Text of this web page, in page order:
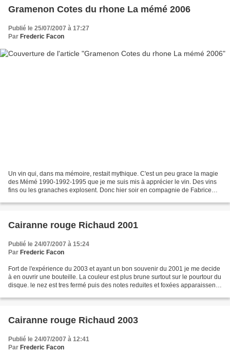
Gramenon Cotes du rhone La mémé 2006
Publié le 25/07/2007 à 17:27
Par Frederic Facon
Un vin qui, dans ma mémoire, restait mythique. C'est un peu grace la magie
des Mémé 1990-1992-1995 que je me suis mis à apprécier le vin. Des vins
fins ou les granaches explosent. Donc hier soir en compagnie de Fabrice
Cairanne rouge Richaud 2001
Publié le 24/07/2007 à 15:24
Par Frederic Facon
Fort de l'expérience du 2003 et ayant un bon souvenir du 2001 je me decide
à en ouvrir une bouteille. La couleur est plus brune surtout sur le pourtour du
disque. le nez est tres fermé puis des notes reduites et foxées apparaissent
Cairanne rouge Richaud 2003
Publié le 24/07/2007 à 12:41
Par Frederic Facon